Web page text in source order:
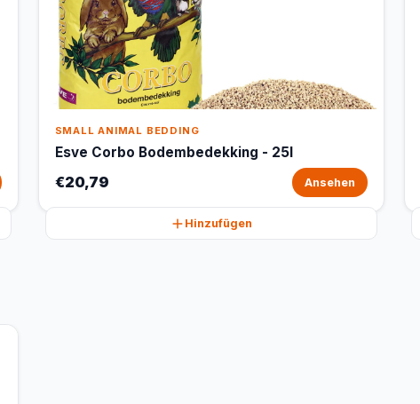
SMALL ANIMAL BEDDING
Esve Corbo Bodembedekking - 25l
€20,79 Ansehen
Hinzufügen